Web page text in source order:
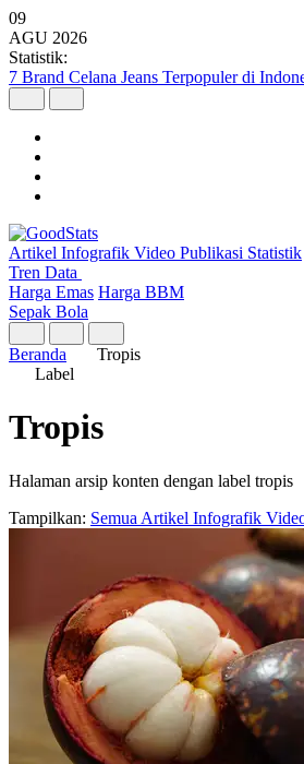
09
AGU 2026
Statistik:
7 Brand Celana Jeans Terpopuler di
Artikel Infografik Video Publikasi Statistik
Tren Data
Harga Emas Harga BBM
Sepak Bola
Beranda
Tropis
Label
Tropis
Halaman arsip konten dengan label tropis
Tampilkan: Semua Artikel Infografik